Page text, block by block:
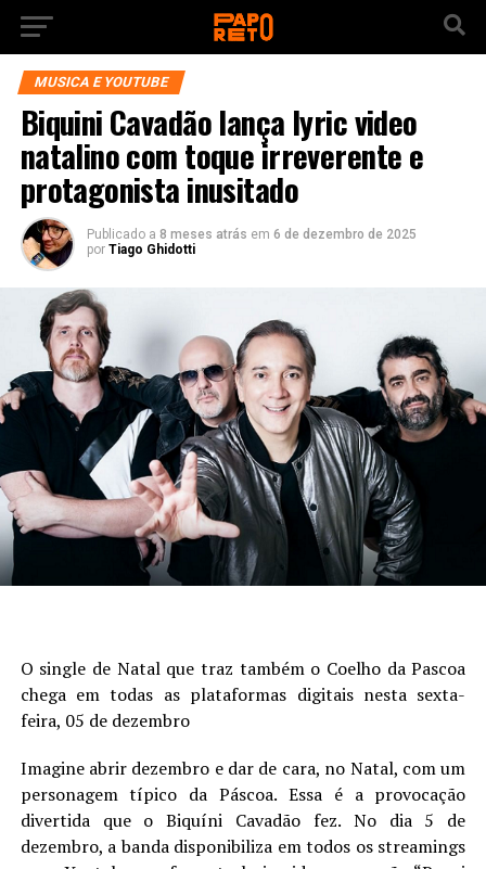
MUSICA E YOUTUBE
Biquini Cavadão lança lyric video
natalino com toque irreverente e
protagonista inusitado
Publicado a 8 meses atrás em 6 de dezembro de 2025
por Tiago Ghidotti
O single de Natal que traz também o Coelho da Pascoa
chega em todas as plataformas digitais nesta sexta-
feira, 05 de dezembro
Imagine abrir dezembro e dar de cara, no Natal, com um
personagem típico da Páscoa. Essa é a provocação
divertida que o Biquíni Cavadão fez. No dia 5 de
dezembro, a banda disponibiliza em todos os streamings